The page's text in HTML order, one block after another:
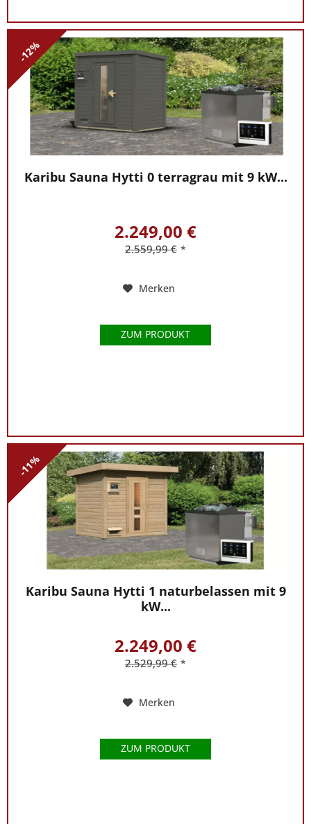
-12%
Karibu Sauna Hytti 0 terragrau mit 9 kW...
2.249,00 €
2.559,99 € *
Merken
ZUM PRODUKT
-11%
Karibu Sauna Hytti 1 naturbelassen mit 9
kW...
2.249,00 €
2.529,99 € *
Merken
ZUM PRODUKT